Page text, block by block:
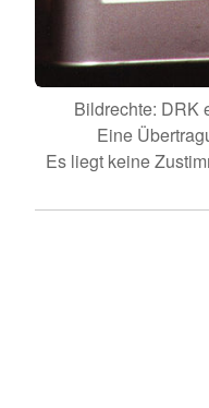
Bildrechte: DRK
Eine
Es liegt keine